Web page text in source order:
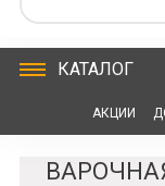
КАТАЛОГ
АКЦИИ